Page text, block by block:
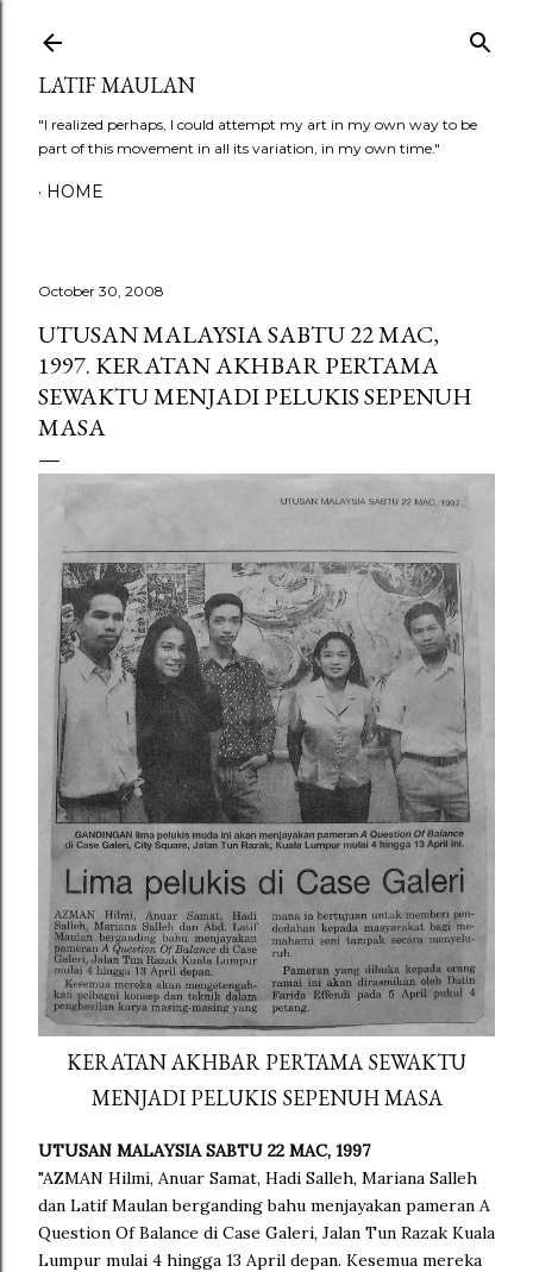
LATIF MAULAN
"I realized perhaps, I could attempt my art in my own way to be
part of this movement in all its variation, in my own time."
HOME
October 30, 2008
UTUSAN MALAYSIA SABTU 22 MAC,
1997. KERATAN AKHBAR PERTAMA
SEWAKTU MENJADI PELUKIS SEPENUH
MASA
KERATAN AKHBAR PERTAMA SEWAKTU
MENJADI PELUKIS SEPENUH MASA
UTUSAN MALAYSIA SABTU 22 MAC, 1997
"AZMAN Hilmi, Anuar Samat, Hadi Salleh, Mariana Salleh
dan Latif Maulan berganding bahu menjayakan pameran A
Question Of Balance di Case Galeri, Jalan Tun Razak Kuala
Lumpur mulai 4 hingga 13 April depan. Kesemua mereka